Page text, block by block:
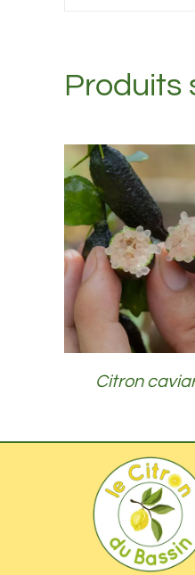
Produits
DÉTAILS
Citron